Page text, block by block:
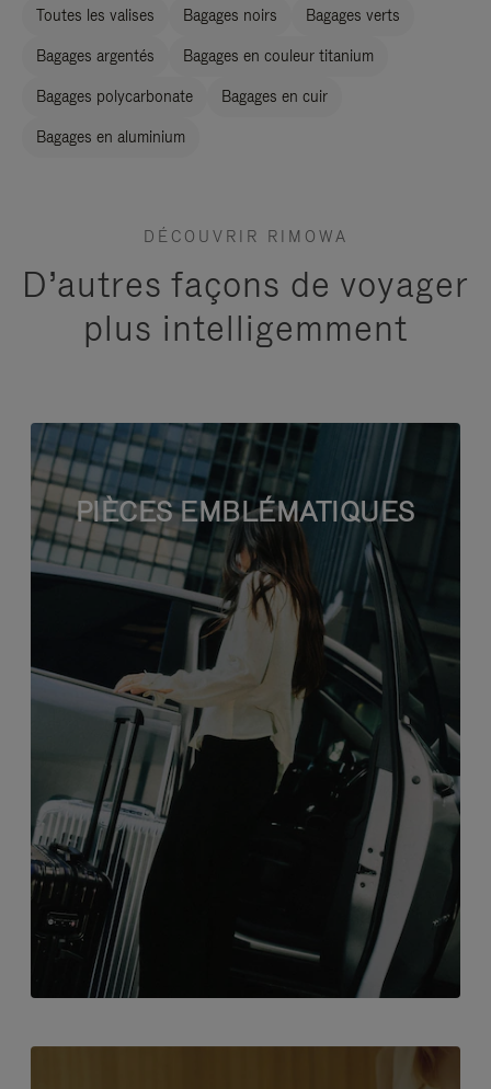
Toutes les valises Bagages noirs Bagages verts
Bagages argentés Bagages en couleur titanium
Bagages polycarbonate Bagages en cuir
Bagages en aluminium
DÉCOUVRIR RIMOWA
D’autres façons de voyager
plus intelligemment
PIÈCES EMBLÉMATIQUES